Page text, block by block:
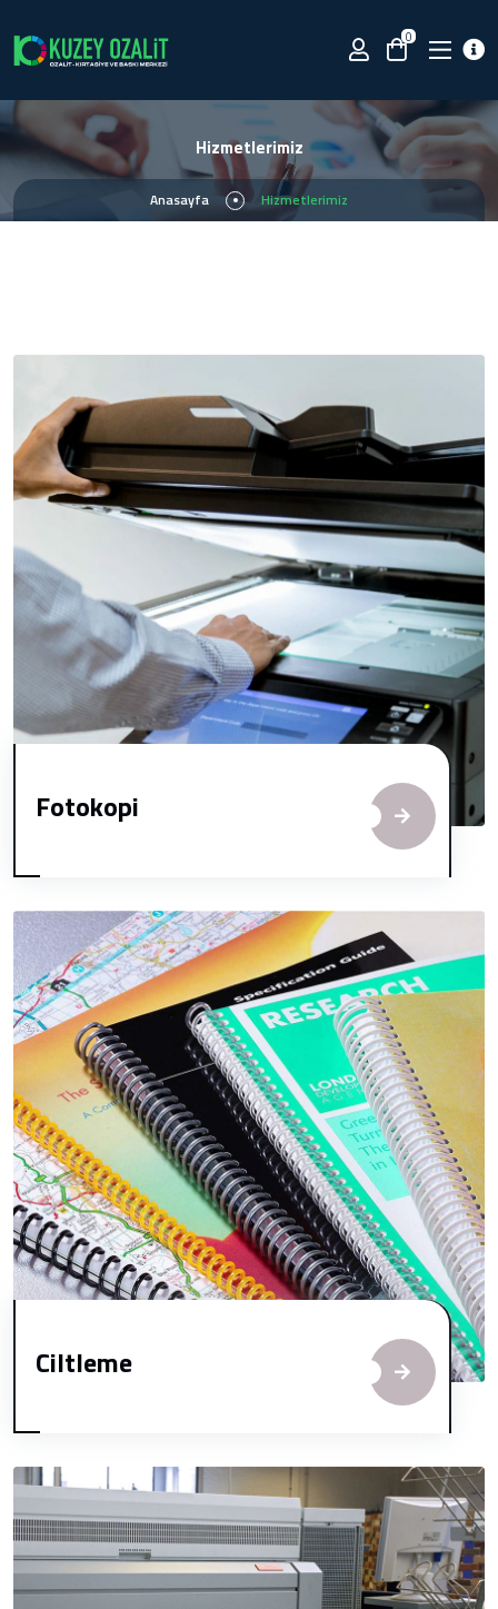
0
Hizmetlerimiz
Anasayfa Hizmetlerimiz
Fotokopi
Ciltleme